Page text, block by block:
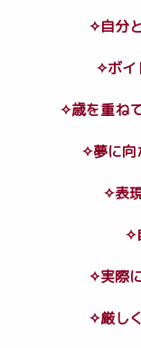
✧自分
✧ボイ
✧歳を重ね
✧夢に向
✧表
✧
✧実際
✧厳し